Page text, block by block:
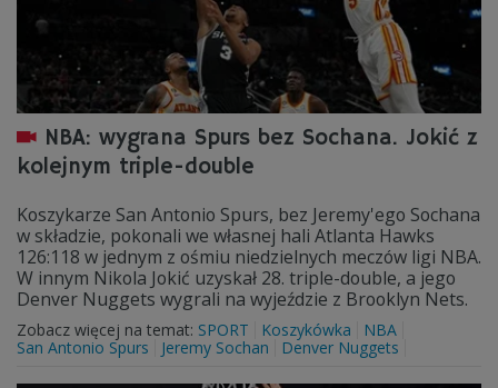
NBA: wygrana Spurs bez Sochana. Jokić z
kolejnym triple-double
Koszykarze San Antonio Spurs, bez Jeremy'ego Sochana
w składzie, pokonali we własnej hali Atlanta Hawks
126:118 w jednym z ośmiu niedzielnych meczów ligi NBA.
W innym Nikola Jokić uzyskał 28. triple-double, a jego
Denver Nuggets wygrali na wyjeździe z Brooklyn Nets.
Zobacz więcej na temat: SPORT Koszykówka
NBA
San Antonio Spurs
Jeremy Sochan Denver Nuggets